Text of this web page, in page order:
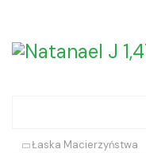
Łaska Macierzyństwa